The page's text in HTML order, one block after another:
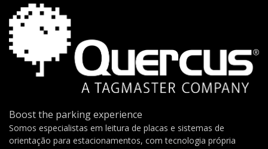
Boost the parking experience
Somos especialistas em leitura de placas e sistemas de
orientação para estacionamentos, com tecnologia própria